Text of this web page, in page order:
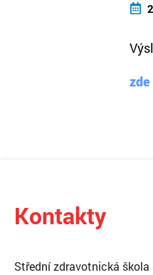
zde
Kontakty
Střední zdravotnická